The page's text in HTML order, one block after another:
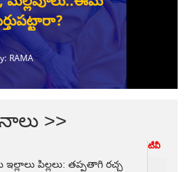
>>
ఇల్లాలు పిల్లలు: తప్పతాగి రచ్చ
టీవీ